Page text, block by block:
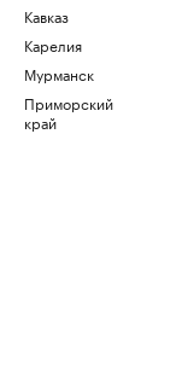
Кавказ
Карелия
Мурманск
Приморский
край